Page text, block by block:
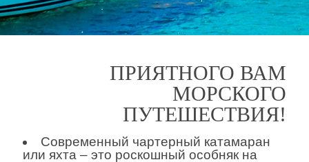
ПРИЯТНОГО ВАМ
МОРСКОГО
ПУТЕШЕСТВИЯ!
Современный чартерный катамаран
или яхта – это роскошный особняк на